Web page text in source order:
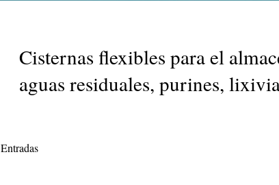
Cisternas flexibles para el
aguas residuales, purines,
Entradas